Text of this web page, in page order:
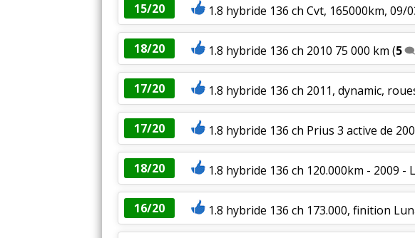
15/20 1.8 hybride 136 ch Cvt, 165000km, 09/
18/20 1.8 hybride 136 ch 2010 75 000 km (5
17/20 1.8 hybride 136 ch 2011, dynamic,
17/20 1.8 hybride 136 ch Prius 3 active de
18/20 1.8 hybride 136 ch 120.000km - 2009 -
16/20 1.8 hybride 136 ch 173.000, finition